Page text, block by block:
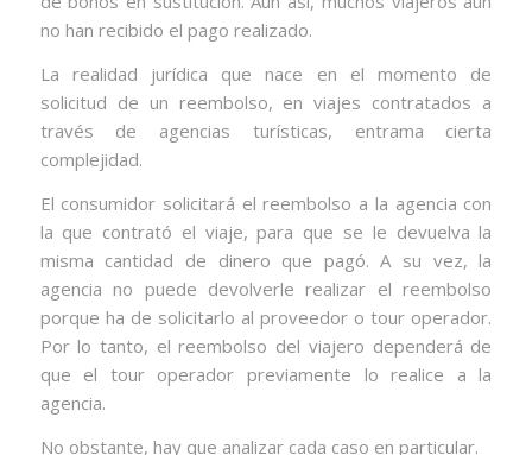
no han recibido el pago realizado.
La realidad jurídica que nace en el momento de
solicitud de un reembolso, en viajes contratados a
través de agencias turísticas, entrama cierta
complejidad.
El consumidor solicitará el reembolso a la agencia con
la que contrató el viaje, para que se le devuelva la
misma cantidad de dinero que pagó. A su vez, la
agencia no puede devolverle realizar el reembolso
porque ha de solicitarlo al proveedor o tour operador.
Por lo tanto, el reembolso del viajero dependerá de
que el tour operador previamente lo realice a la
agencia.
No obstante, hay que analizar cada caso en particular.